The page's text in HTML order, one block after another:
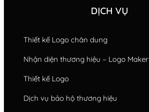
DỊCH VỤ
Thiết kế Logo chân dung
Nhận diện thương hiệu – Logo Maker
Thiết kế Logo
Dịch vụ bảo hộ thương hiệu